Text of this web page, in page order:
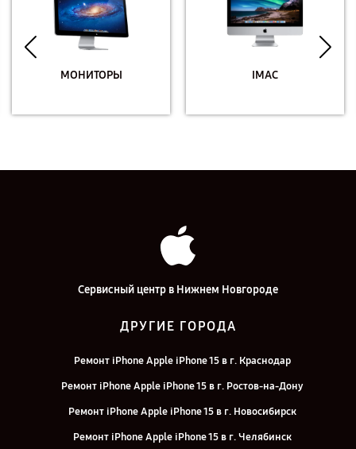
МОНИТОРЫ IMAC
Сервисный центр в Нижнем Новгороде
ДРУГИЕ ГОРОДА
Ремонт iPhone Apple iPhone 15 в г. Краснодар
Ремонт iPhone Apple iPhone 15 в г. Ростов-на-Дону
Ремонт iPhone Apple iPhone 15 в г. Новосибирск
Ремонт iPhone Apple iPhone 15 в г. Челябинск